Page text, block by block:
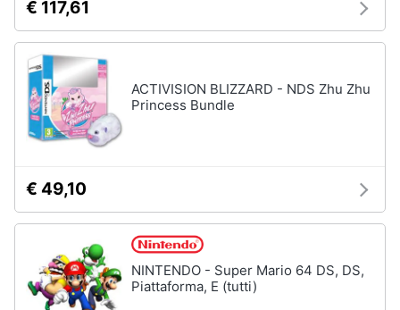
Assistenza
clienti
€ 117,61
ACTIVISION BLIZZARD - NDS Zhu Zhu
Princess Bundle
€ 49,10
NINTENDO - Super Mario 64 DS, DS,
Piattaforma, E (tutti)